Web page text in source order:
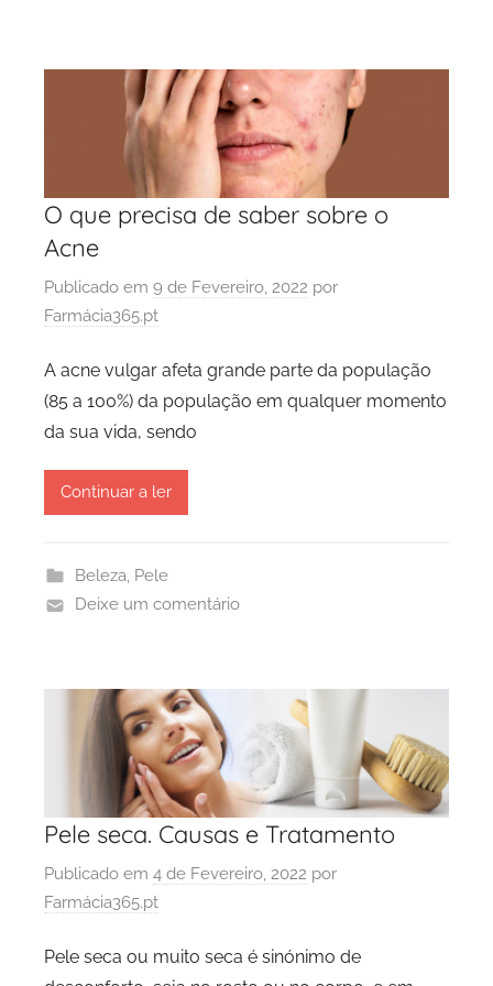
O que precisa de saber sobre o
Acne
Publicado em 9 de Fevereiro, 2022 por
Farmácia365.pt
A acne vulgar afeta grande parte da população
(85 a 100%) da população em qualquer momento
da sua vida, sendo
Continuar a ler
Beleza, Pele
Deixe um comentário
Pele seca. Causas e Tratamento
Publicado em 4 de Fevereiro, 2022 por
Farmácia365.pt
Pele seca ou muito seca é sinónimo de